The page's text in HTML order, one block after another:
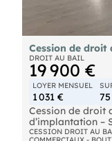
Cession de droit
DROIT AU BAIL
19 900 €
LOYER MENSUEL
1 031 € 75
Cession de droit
d’implantation –
CESSION DROIT AU